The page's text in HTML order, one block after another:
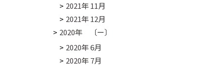
2021年 11月
2021年 12月
2020年 〔ー〕
2020年 6月
2020年 7月